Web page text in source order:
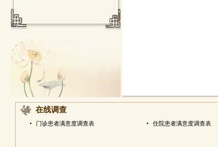
在线调查
• 门诊患者满意度调查表 • 住院患者满意度调查表